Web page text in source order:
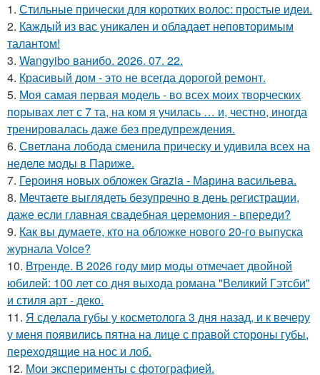
1. Стильные прически для коротких волос: простые идеи.
2. Каждый из вас уникален и обладает неповторимым
талантом!
3. Wangyibo ванибо. 2026. 07. 22.
4. Красивый дом - это не всегда дорогой ремонт.
5. Моя самая первая модель - во всех моих творческих
порывах лет с 7 та, на ком я училась … и, честно, иногда
тренировалась даже без предупреждения.
6. Светлана лобода сменила прическу и удивила всех на
неделе моды в Париже.
7. Героиня новых обложек Grazia - Марина васильева.
8. Мечтаете выглядеть безупречно в день регистрации,
даже если главная свадебная церемония - впереди?
9. Как вы думаете, кто на обложке нового 20-го выпуска
журнала Voice?
10. Втренде. В 2026 году мир моды отмечает двойной
юбилей: 100 лет со дня выхода романа "Великий Гэтсби"
и стиля арт - деко.
11. Я сделала губы у косметолога 3 дня назад, и к вечеру
у меня появились пятна на лице с правой стороны губы,
переходящие на нос и лоб.
12. Мои эксперименты с фотографией.